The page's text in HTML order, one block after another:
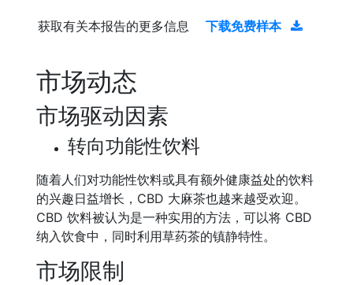
获取有关本报告的更多信息 下载免费样本
市场动态
市场驱动因素
转向功能性饮料
随着人们对功能性饮料或具有额外健康益处的饮料
的兴趣日益增长，CBD 大麻茶也越来越受欢迎。
CBD 饮料被认为是一种实用的方法，可以将 CBD
纳入饮食中，同时利用草药茶的镇静特性。
市场限制